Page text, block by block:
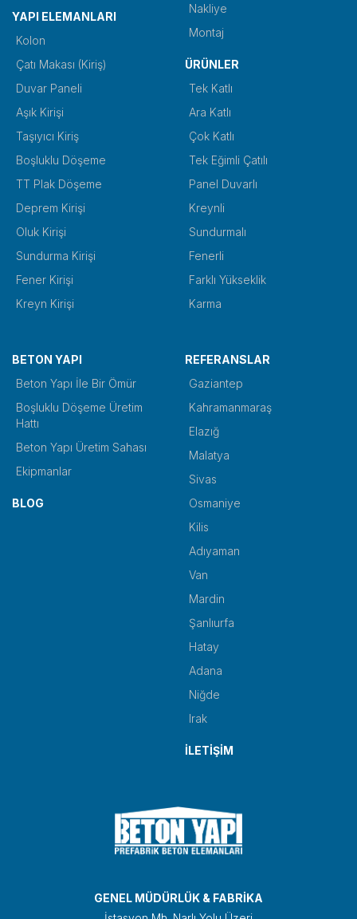
YAPI ELEMANLARI
Kolon
Çatı Makası (Kiriş)
Duvar Paneli
Aşık Kirişi
Taşıyıcı Kiriş
Boşluklu Döşeme
TT Plak Döşeme
Deprem Kirişi
Oluk Kirişi
Sundurma Kirişi
Fener Kirişi
Kreyn Kirişi
Nakliye
Montaj
ÜRÜNLER
Tek Katlı
Ara Katlı
Çok Katlı
Tek Eğimli Çatılı
Panel Duvarlı
Kreynli
Sundurmalı
Fenerli
Farklı Yükseklik
Karma
BETON YAPI
Beton Yapı İle Bir Ömür
Boşluklu Döşeme Üretim
Hattı
Beton Yapı Üretim Sahası
Ekipmanlar
BLOG
REFERANSLAR
Gaziantep
Kahramanmaraş
Elazığ
Malatya
Sivas
Osmaniye
Kilis
Adıyaman
Van
Mardin
Şanlıurfa
Hatay
Adana
Niğde
Irak
İLETİŞİM
GENEL MÜDÜRLÜK & FABRİKA